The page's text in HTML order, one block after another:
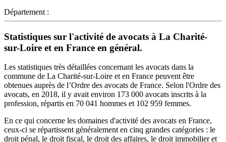
Département :
Statistiques sur l'activité de avocats à La Charité-
sur-Loire et en France en général.
Les statistiques très détaillées concernant les avocats dans la
commune de La Charité-sur-Loire et en France peuvent être
obtenues auprès de l’Ordre des avocats de France. Selon l'Ordre des
avocats, en 2018, il y avait environ 173 000 avocats inscrits à la
profession, répartis en 70 041 hommes et 102 959 femmes.
En ce qui concerne les domaines d'activité des avocats en France,
ceux-ci se répartissent généralement en cinq grandes catégories : le
droit pénal, le droit fiscal, le droit des affaires, le droit immobilier et